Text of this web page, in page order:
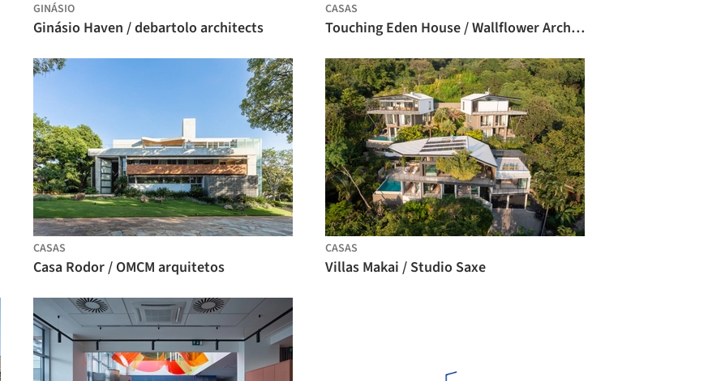
GINÁSIO
Ginásio Haven / debartolo architects
CASAS
Touching Eden House / Wallflower Architecture + Design
CASAS
Casa Rodor / OMCM arquitetos
CASAS
Villas Makai / Studio Saxe